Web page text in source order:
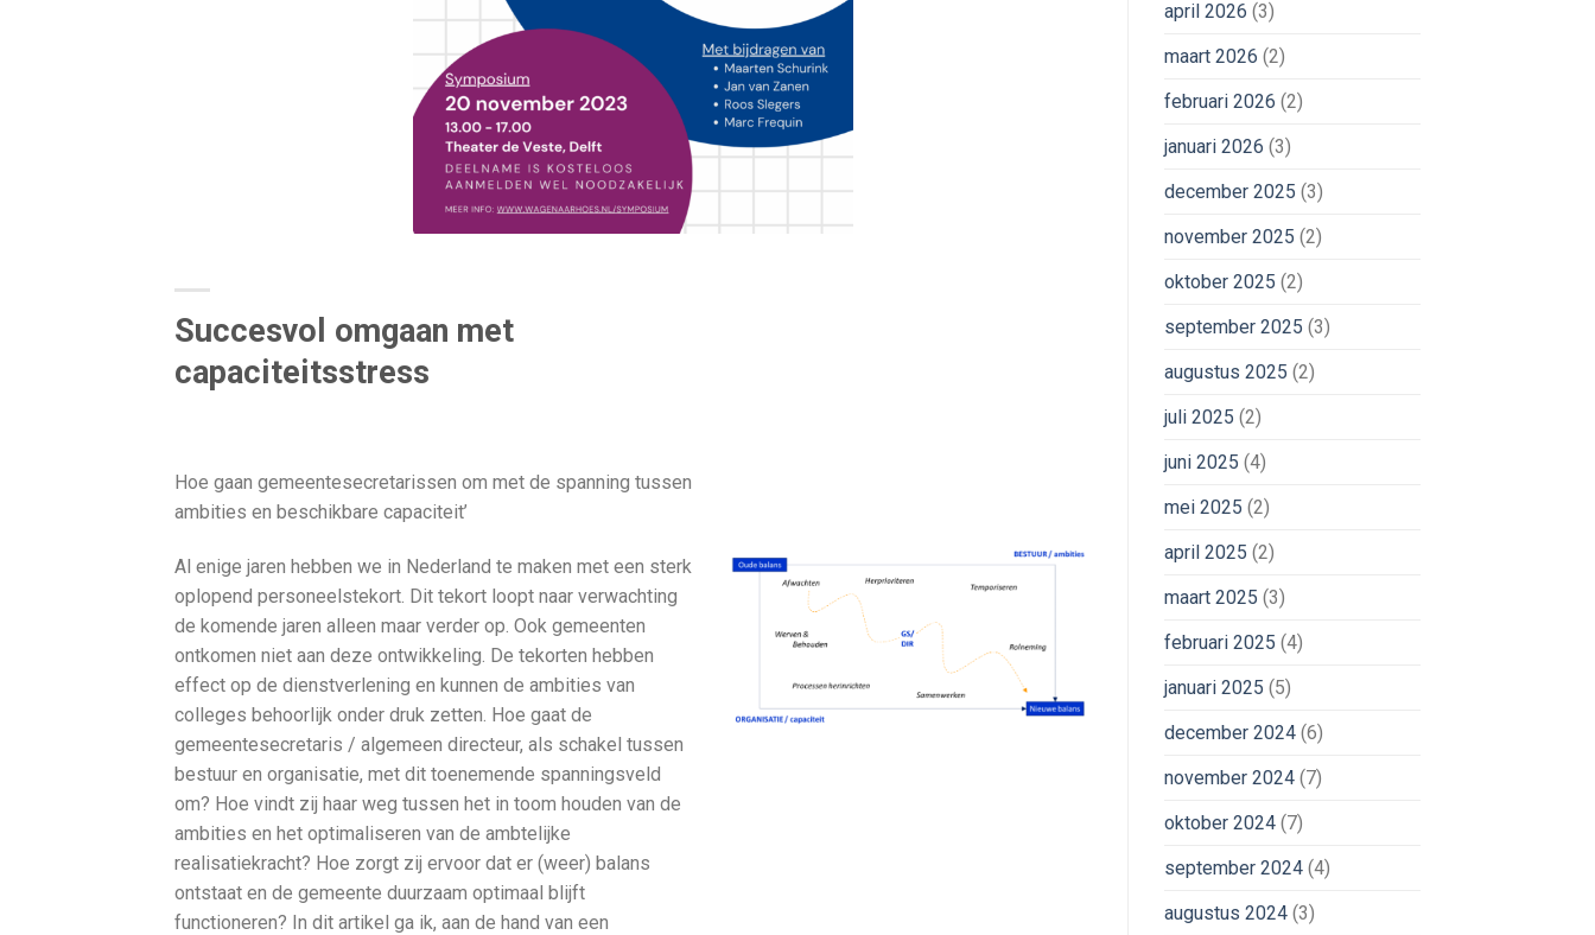
Succesvol omgaan met
capaciteitsstress
Hoe gaan gemeentesecretarissen om met de spanning tussen
ambities en beschikbare capaciteit’
Al enige jaren hebben we in Nederland te maken met een sterk
oplopend personeelstekort. Dit tekort loopt naar verwachting
de komende jaren alleen maar verder op. Ook gemeenten
ontkomen niet aan deze ontwikkeling. De tekorten hebben
effect op de dienstverlening en kunnen de ambities van
colleges behoorlijk onder druk zetten. Hoe gaat de
gemeentesecretaris / algemeen directeur, als schakel tussen
bestuur en organisatie, met dit toenemende spanningsveld
om? Hoe vindt zij haar weg tussen het in toom houden van de
ambities en het optimaliseren van de ambtelijke
realisatiekracht? Hoe zorgt zij ervoor dat er (weer) balans
ontstaat en de gemeente duurzaam optimaal blijft
functioneren? In dit artikel ga ik, aan de hand van een
april 2026 (3)
maart 2026 (2)
februari 2026 (2)
januari 2026 (3)
december 2025 (3)
november 2025 (2)
oktober 2025 (2)
september 2025 (3)
augustus 2025 (2)
juli 2025 (2)
juni 2025 (4)
mei 2025 (2)
april 2025 (2)
maart 2025 (3)
februari 2025 (4)
januari 2025 (5)
december 2024(6)
november 2024(7)
oktober 2024(7)
september 2024(4)
augustus 2024(3)